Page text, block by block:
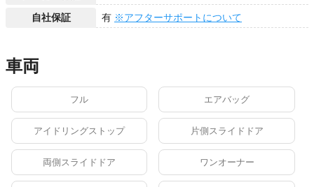
自社保証
有 ※アフターサポートについて
車両
フル エアバッグ
アイドリングストップ 片側スライドドア
両側スライドドア ワンオーナー